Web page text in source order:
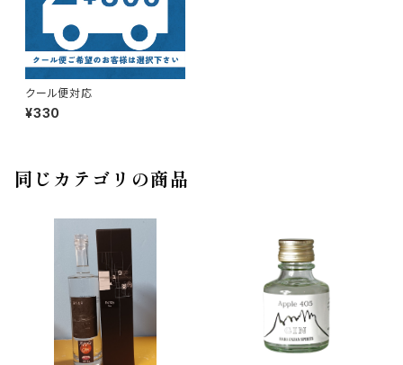
クール便対応
¥330
同じカテゴリの商品